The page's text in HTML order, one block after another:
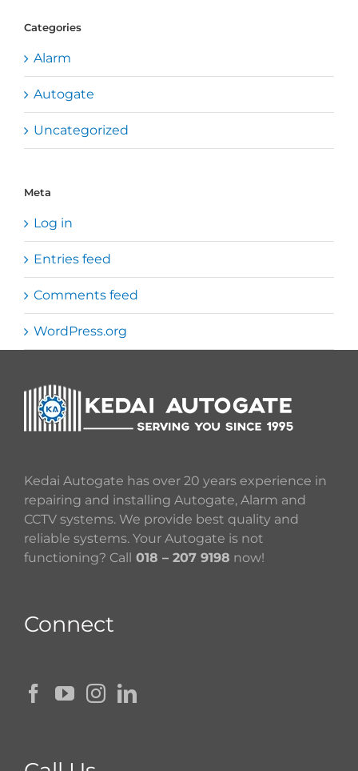
Categories
Alarm
Autogate
Uncategorized
Meta
Log in
Entries feed
Comments feed
WordPress.org
Kedai Autogate has over 20 years experience in
repairing and installing Autogate, Alarm and
CCTV systems. We provide best quality and
reliable systems. Your Autogate is not
functioning? Call
018 – 207 9198 now!
Connect